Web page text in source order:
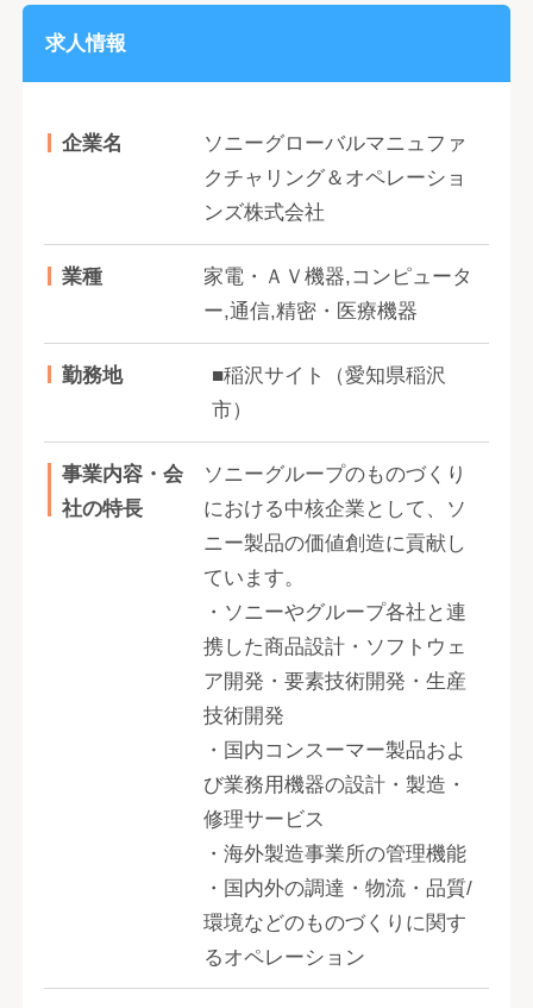
求人情報
企業名
ソニーグローバルマニュファ
クチャリング＆オペレーショ
ンズ株式会社
業種
家電・ＡＶ機器,コンピュータ
ー,通信,精密・医療機器
勤務地
■稲沢サイト（愛知県稲沢
市）
事業内容・会
社の特長
ソニーグループのものづくり
における中核企業として、ソ
ニー製品の価値創造に貢献し
ています。
・ソニーやグループ各社と連
携した商品設計・ソフトウェ
ア開発・要素技術開発・生産
技術開発
・国内コンスーマー製品およ
び業務用機器の設計・製造・
修理サービス
・海外製造事業所の管理機能
・国内外の調達・物流・品質/
環境などのものづくりに関す
るオペレーション